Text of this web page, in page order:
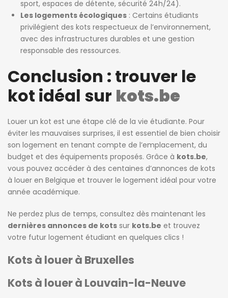
sport, espaces de détente, sécurité 24h/24).
Les logements écologiques : Certains étudiants
privilégient des kots respectueux de l’environnement,
avec des infrastructures durables et une gestion
responsable des ressources.
Conclusion : trouver le
kot idéal sur kots.be
Louer un kot est une étape clé de la vie étudiante. Pour
éviter les mauvaises surprises, il est essentiel de bien choisir
son logement en tenant compte de l’emplacement, du
budget et des équipements proposés. Grâce à kots.be,
vous pouvez accéder à des centaines d’annonces de kots
à louer en Belgique et trouver le logement idéal pour votre
année académique.
Ne perdez plus de temps, consultez dès maintenant les
dernières annonces de kots sur kots.be et trouvez
votre futur logement étudiant en quelques clics !
Kots à louer à Bruxelles
Kots à louer à Louvain-la-Neuve